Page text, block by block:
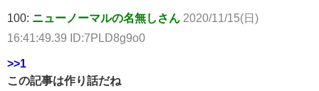
100: ニューノーマルの名無しさん 2020/11/15(日)
16:41:49.39 ID:7PLD8g9o0
>>1
この記事は作り話だね